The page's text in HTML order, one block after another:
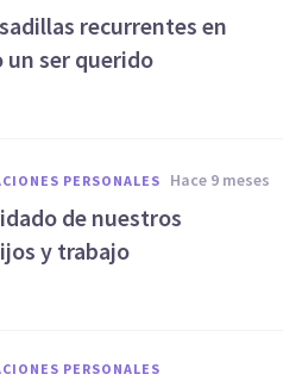
recurrentes en
un ser querido
PERSONALES hace 9 meses
de nuestros
y trabajo
PERSONALES